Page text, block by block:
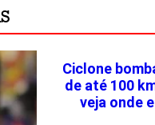
Ciclone
de até 100
veja onde